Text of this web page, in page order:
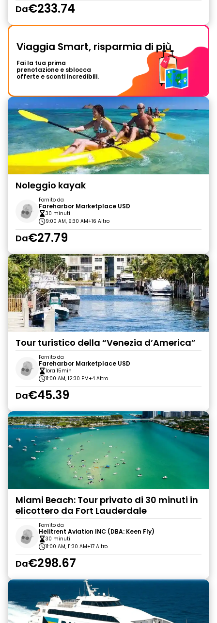
Da€233.74
Viaggia Smart, risparmia di più
Fai la tua prima
prenotazione e sblocca
offerte e sconti incredibili.
Noleggio kayak
Fornito da
Fareharbor Marketplace USD
30 minuti
9:00 AM, 9:30 AM+16 Altro
Da€27.79
Tour turistico della “Venezia d’America”
Fornito da
Fareharbor Marketplace USD
1ora 15min
11:00 AM, 12:30 PM+4 Altro
Da€45.39
Miami Beach: Tour privato di 30 minuti in
elicottero da Fort Lauderdale
Fornito da
Helitrent Aviation INC (DBA: Keen Fly)
30 minuti
11:00 AM, 11:30 AM+17 Altro
Da€298.67